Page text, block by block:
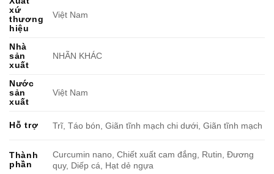
xứ
thương
hiệu
Việt Nam
Nhà
sản
xuất
NHÃN KHÁC
Nước
sản
xuất
Việt Nam
Hỗ trợ Trĩ, Táo bón, Giãn tĩnh mạch chi dưới, Giãn tĩnh mạch
Thành
phần
Curcumin nano, Chiết xuất cam đắng, Rutin, Đương
quy, Diếp cá, Hạt dẻ ngựa